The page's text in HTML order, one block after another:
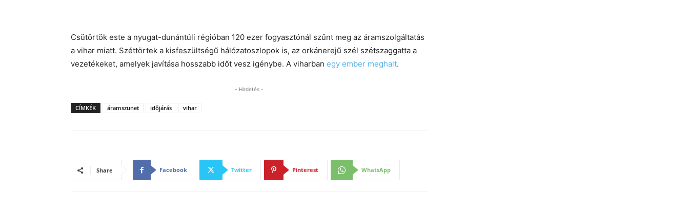
Csütörtök este a nyugat-dunántúli régióban 120 ezer fogyasztónál szűnt meg az áramszolgáltatás
a vihar miatt. Széttörtek a kisfeszültségű hálózatoszlopok is, az orkánerejű szél szétszaggatta a
vezetékeket, amelyek javítása hosszabb időt vesz igénybe. A viharban egy ember meghalt.
- Hirdetés -
CÍMKÉK áramszünet időjárás vihar
Share Facebook Twitter Pinterest WhatsApp